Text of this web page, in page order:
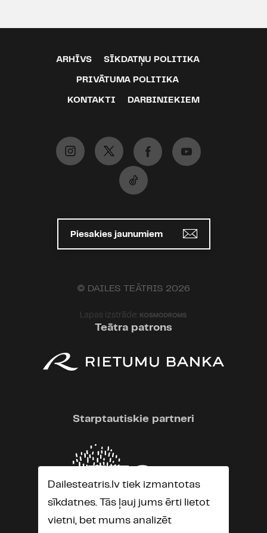
ARHĪVS SĪKDATŅU POLITIKA
PRIVĀTUMA POLITIKA
KONTAKTI DARBINIEKIEM
Piesakies jaunumiem
© DAILES TEĀTRIS 2026
Lapas izstrāde:
Teātra patrons
Starptautiskie partneri
Dailesteatris.lv tiek izmantotas
sīkdatnes. Tās ļauj jums ērti lietot
vietni, bet mums analizēt